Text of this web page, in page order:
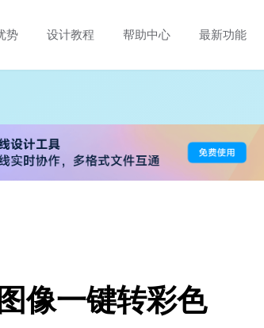
势 设计教程 帮助中心 最新功能
像一键转彩色